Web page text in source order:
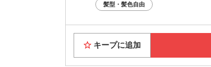
髪型・髪色自由
キープに追加